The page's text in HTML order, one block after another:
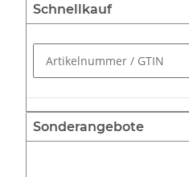
Schnellkauf
Sonderangebote